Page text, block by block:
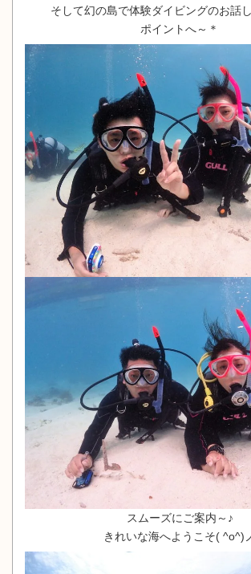
そして幻の島で体験ダイビングのお話
ポイントへ～＊
スムーズにご案内～♪
きれいな海へようこそ( ^o^)